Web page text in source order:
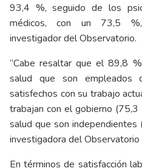
93,4 %, seguido de los
médicos, con un 73,5
investigador del Observatorio.
“Cabe resaltar que el 89,8
salud que son empleados
satisfechos con su trabajo
trabajan con el gobierno
salud que son independientes
investigadora del Observatorio
En términos de satisfacción